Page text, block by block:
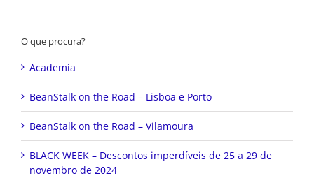
O que procura?
Academia
BeanStalk on the Road – Lisboa e Porto
BeanStalk on the Road – Vilamoura
BLACK WEEK – Descontos imperdíveis de 25 a 29 de
novembro de 2024